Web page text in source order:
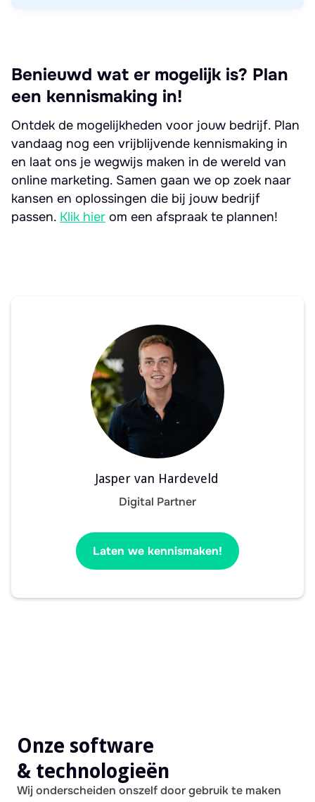
Benieuwd wat er mogelijk is? Plan
een kennismaking in!
Ontdek de mogelijkheden voor jouw bedrijf. Plan
vandaag nog een vrijblijvende kennismaking in
en laat ons je wegwijs maken in de wereld van
online marketing. Samen gaan we op zoek naar
kansen en oplossingen die bij jouw bedrijf
passen. Klik hier om een afspraak te plannen!
Jasper van Hardeveld
Digital Partner
Laten we kennismaken!
Onze software
& technologieën
Wij onderscheiden onszelf door gebruik te maken